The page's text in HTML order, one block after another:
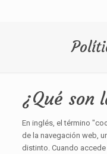
¿Qué son
En inglés, el término
de la navegación web,
distinto. Cuando